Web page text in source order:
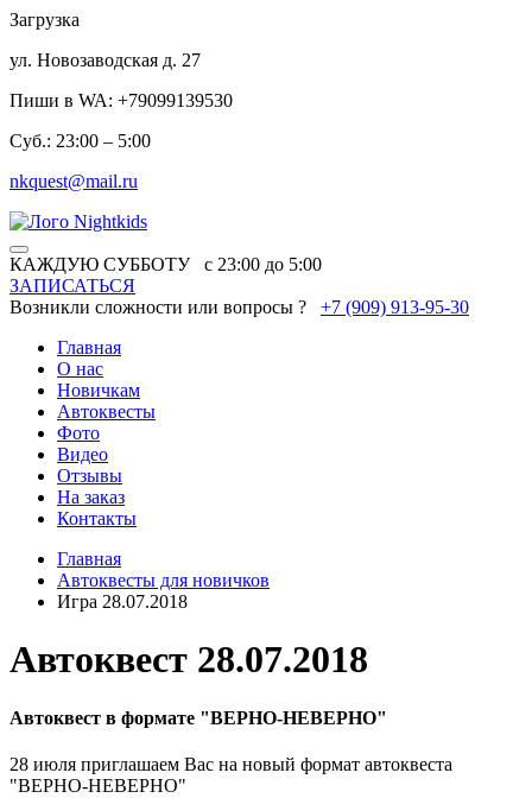
Загрузка
ул. Новозаводская д. 27
Пиши в WA: +79099139530
Суб.: 23:00 – 5:00
nkquest@mail.ru
КАЖДУЮ СУББОТУ с 23:00 до 5:00
ЗАПИСАТЬСЯ
Возникли сложности или вопросы ? +7 (909) 913-95-30
Главная
О нас
Новичкам
Автоквесты
Фото
Видео
Отзывы
На заказ
Контакты
Главная
Автоквесты для новичков
Игра 28.07.2018
Автоквест 28.07.2018
Автоквест в формате "ВЕРНО-НЕВЕРНО"
28 июля приглашаем Вас на новый формат автоквеста
"ВЕРНО-НЕВЕРНО"